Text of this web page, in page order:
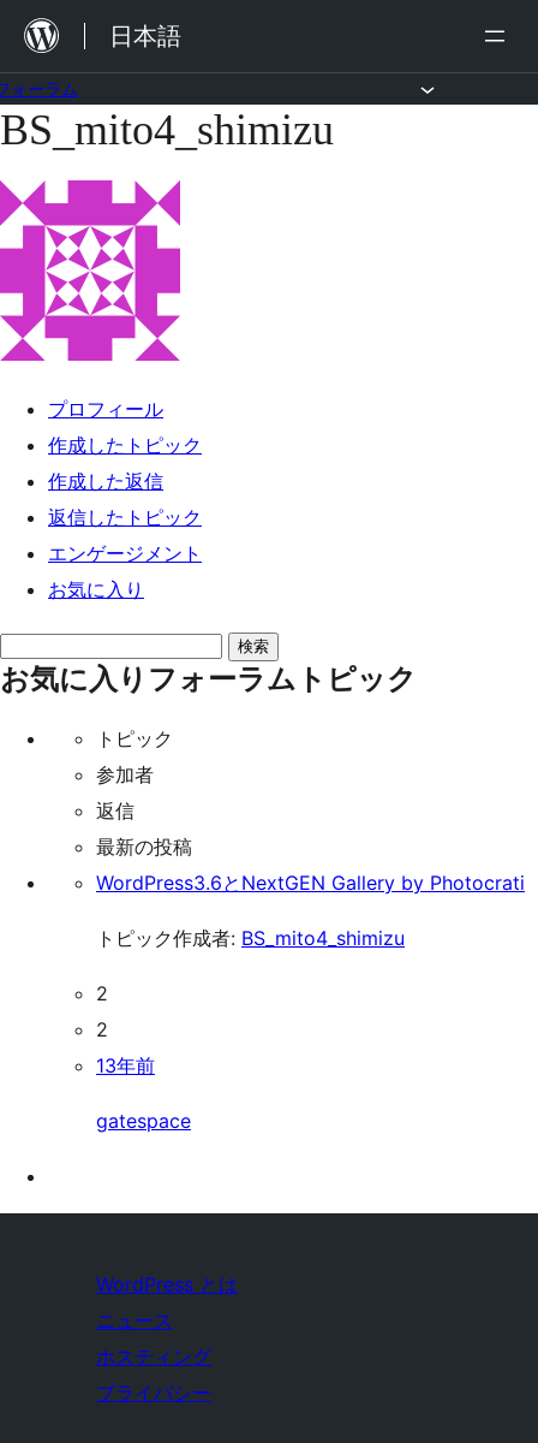
を
ス
ッ
プ
日本語
ォーラム
コ
テ
ン
ス
BS_mito4_shimizu
プロフィール
作成したトピック
作成した返信
返信したトピック
エンゲージメント
お気に入り
ピ
お気に入りフォーラムトピック
トピック
参加者
返信
最新の投稿
WordPress3.6とNextGEN Gallery by Photocrati
トピック作成者: BS_mito4_shimizu
2
2
13年前
gatespace
WordPress とは
ニュース
ホスティング
プライバシー